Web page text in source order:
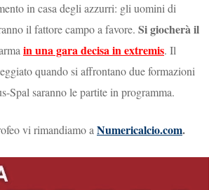
in casa degli azzurri: gli uomini di
il fattore campo a favore. Si giocherà il
in una gara decisa in extremis. Il
quando si affrontano due formazioni
Spal saranno le partite in programma.
vi rimandiamo aNumericalcio.com.